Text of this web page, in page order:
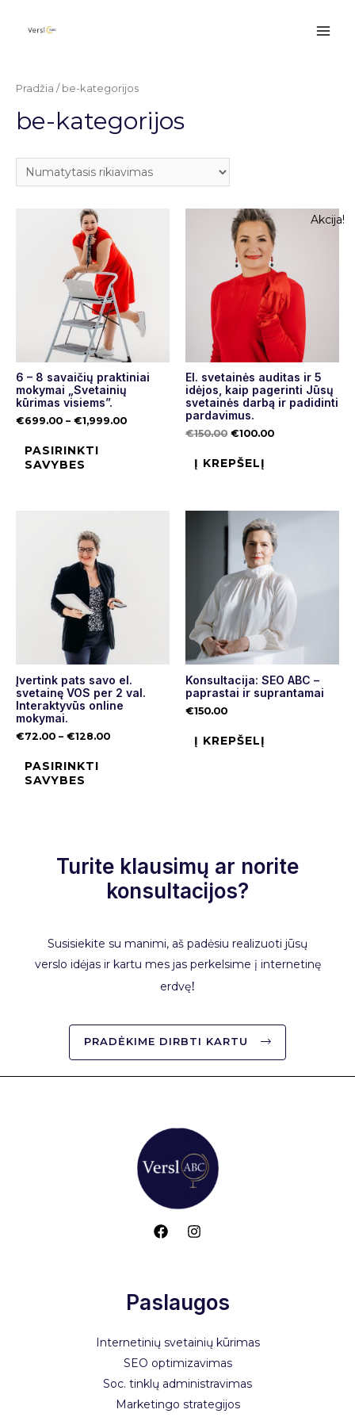
Pradžia / be-kategorijos
be-kategorijos
6 – 8 savaičių praktiniai
mokymai „Svetainių
kūrimas visiems”.
€699.00 – €1,999.00
PASIRINKTI
SAVYBES
Akcija!
El. svetainės auditas ir 5
idėjos, kaip pagerinti Jūsų
svetainės darbą ir padidinti
pardavimus.
€150.00 €100.00
Į KREPŠELĮ
Įvertink pats savo el.
svetainę VOS per 2 val.
Interaktyvūs online
mokymai.
€72.00 – €128.00
PASIRINKTI
SAVYBES
Konsultacija: SEO ABC –
paprastai ir suprantamai
€150.00
Į KREPŠELĮ
Turite klausimų ar norite
konsultacijos?
Susisiekite su manimi, aš padėsiu realizuoti jūsų
verslo idėjas ir kartu mes jas perkelsime į internetinę
erdvę!
PRADĖKIME DIRBTI KARTU
Paslaugos
Internetinių svetainių kūrimas
SEO optimizavimas
Soc. tinklų administravimas
Marketingo strategijos